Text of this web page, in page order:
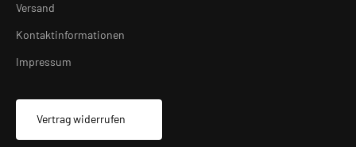
Versand
Kontaktinformationen
Impressum
Vertrag widerrufen